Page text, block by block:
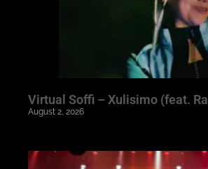
Virtual Soffi – Xulisimo (feat.
August 2, 2026